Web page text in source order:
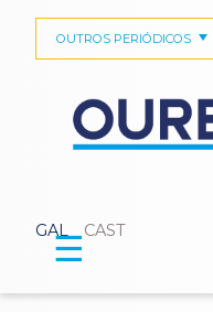
GAL CAST
OUTROS PERIÓDICOS
☰